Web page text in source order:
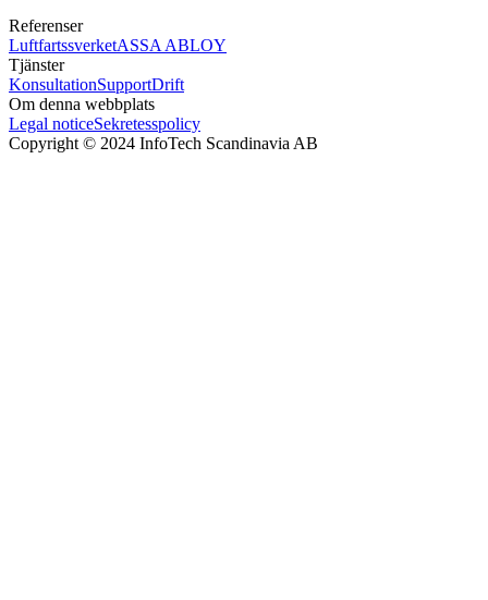
Referenser
LuftfartssverketASSA ABLOY
Tjänster
KonsultationSupportDrift
Om denna webbplats
Legal noticeSekretesspolicy
Copyright © 2024 InfoTech Scandinavia AB